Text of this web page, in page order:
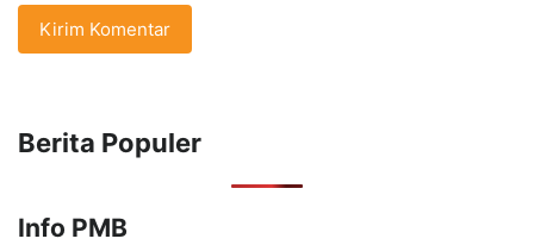
Berita Populer
Info PMB